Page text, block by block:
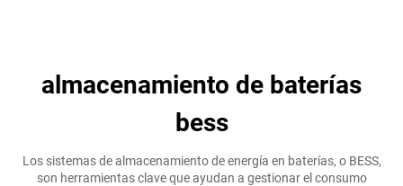
almacenamiento de baterías
bess
Los sistemas de almacenamiento de energía en baterías, o BESS,
son herramientas clave que ayudan a gestionar el consumo